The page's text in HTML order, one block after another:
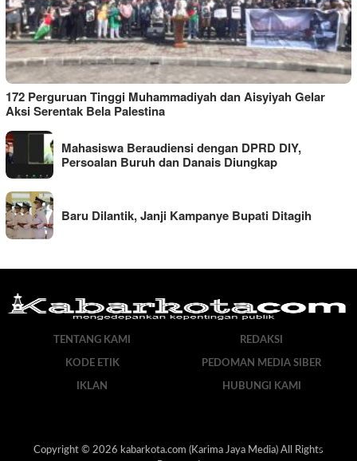
172 Perguruan Tinggi Muhammadiyah dan Aisyiyah Gelar
Aksi Serentak Bela Palestina
Mahasiswa Beraudiensi dengan DPRD DIY,
Persoalan Buruh dan Danais Diungkap
Baru Dilantik, Janji Kampanye Bupati Ditagih
TENTANG KAMI REDAKSI
KODE ETIK PEDOMAN MEDIA SIBER
IKLAN HUBUNGI KAMI
Copyright © 2026 kabarkota.com (Karima Jaya Media) All Rights